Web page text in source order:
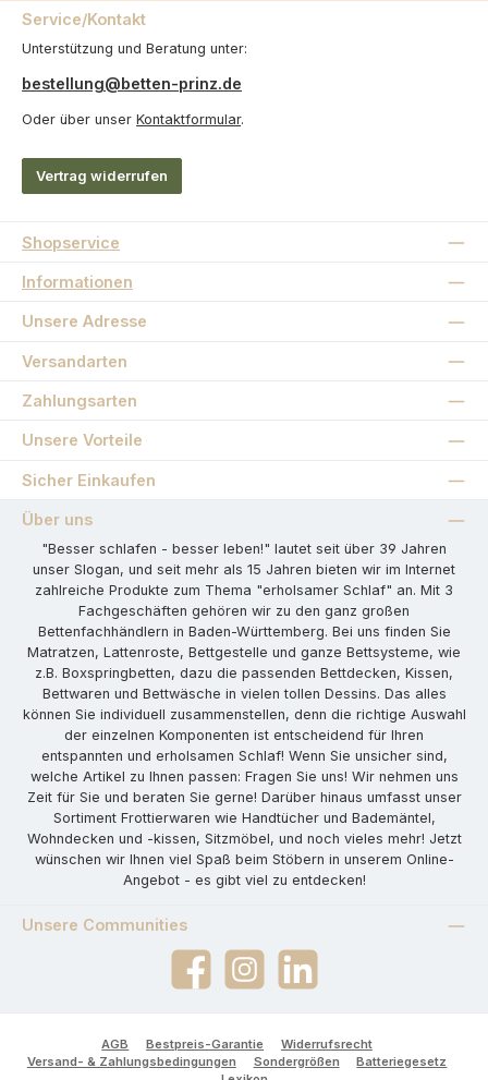
Service/Kontakt
Unterstützung und Beratung unter:
bestellung@betten-prinz.de
Oder über unser Kontaktformular.
Vertrag widerrufen
Shopservice
Informationen
Unsere Adresse
Versandarten
Zahlungsarten
Unsere Vorteile
Sicher Einkaufen
Über uns
"Besser schlafen - besser leben!" lautet seit über 39 Jahren
unser Slogan, und seit mehr als 15 Jahren bieten wir im Internet
zahlreiche Produkte zum Thema "erholsamer Schlaf" an. Mit 3
Fachgeschäften gehören wir zu den ganz großen
Bettenfachhändlern in Baden-Württemberg. Bei uns finden Sie
Matratzen, Lattenroste, Bettgestelle und ganze Bettsysteme, wie
z.B. Boxspringbetten, dazu die passenden Bettdecken, Kissen,
Bettwaren und Bettwäsche in vielen tollen Dessins. Das alles
können Sie individuell zusammenstellen, denn die richtige Auswahl
der einzelnen Komponenten ist entscheidend für Ihren
entspannten und erholsamen Schlaf! Wenn Sie unsicher sind,
welche Artikel zu Ihnen passen: Fragen Sie uns! Wir nehmen uns
Zeit für Sie und beraten Sie gerne! Darüber hinaus umfasst unser
Sortiment Frottierwaren wie Handtücher und Bademäntel,
Wohndecken und -kissen, Sitzmöbel, und noch vieles mehr! Jetzt
wünschen wir Ihnen viel Spaß beim Stöbern in unserem Online-
Angebot - es gibt viel zu entdecken!
Unsere Communities
FacebookInstagram LinkedIn
AGB Bestpreis-Garantie
Widerrufsrecht
Versand- & Zahlungsbedingungen
Sondergrößen
Batteriegesetz